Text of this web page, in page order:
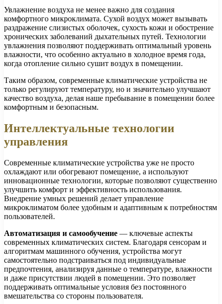
Увлажнение воздуха не менее важно для создания
комфортного микроклимата. Сухой воздух может вызывать
раздражение слизистых оболочек, сухость кожи и обострение
хронических заболеваний дыхательных путей. Технологии
увлажнения позволяют поддерживать оптимальный уровень
влажности, что особенно актуально в холодное время года,
когда отопление сильно сушит воздух в помещении.
Таким образом, современные климатические устройства не
только регулируют температуру, но и значительно улучшают
качество воздуха, делая наше пребывание в помещении более
комфортным и безопасным.
Интеллектуальные технологии
управления
Современные климатические устройства уже не просто
охлаждают или обогревают помещение, а используют
инновационные технологии, которые позволяют существенно
улучшить комфорт и эффективность использования.
Внедрение умных решений делает управление
микроклиматом более удобным и адаптивным к потребностям
пользователей.
Автоматизация и самообучение — ключевые аспекты
современных климатических систем. Благодаря сенсорам и
алгоритмам машинного обучения, устройства могут
самостоятельно подстраиваться под индивидуальные
предпочтения, анализируя данные о температуре, влажности
и даже присутствии людей в помещении. Это позволяет
поддерживать оптимальные условия без постоянного
вмешательства со стороны пользователя.